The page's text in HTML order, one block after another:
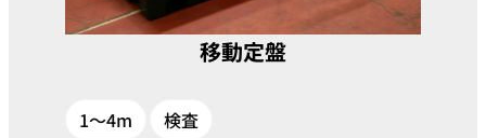
移動定盤
1～4m 検査